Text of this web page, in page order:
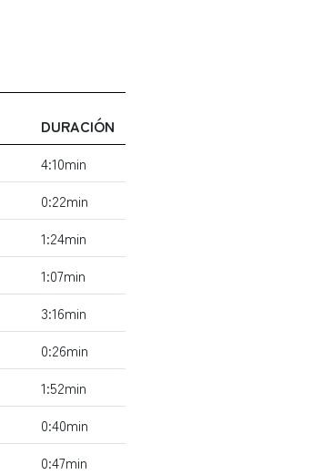
DURACIÓN
4:10min
0:22min
1:24min
1:07min
3:16min
0:26min
1:52min
0:40min
0:47min